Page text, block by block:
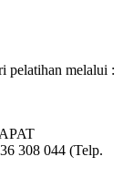
pelatihan melalui :
308 044 (Telp.